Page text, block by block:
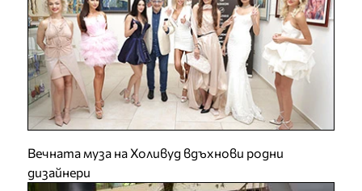
Вечната муза на Холивуд вдъхнови родни
дизайнери